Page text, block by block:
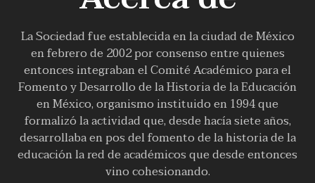
La Sociedad fue establecida en la ciudad de México
en febrero de 2002 por consenso entre quienes
entonces integraban el Comité Académico para el
Fomento y Desarrollo de la Historia de la Educación
en México, organismo instituido en 1994 que
formalizó la actividad que, desde hacía siete años,
desarrollaba en pos del fomento de la historia de la
educación la red de académicos que desde entonces
vino cohesionando.